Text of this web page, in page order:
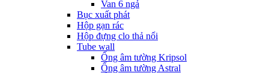
Van 6 ngả
Bục xuất phát
Hộp gạn rác
Hộp đựng clo thả nổi
Tube wall
Ống âm tường Kripsol
Ống âm tường Astral